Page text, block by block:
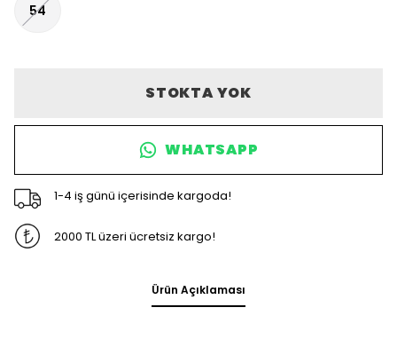
54
STOKTA YOK
WHATSAPP
1-4 iş günü içerisinde kargoda!
2000 TL üzeri ücretsiz kargo!
Ürün Açıklaması